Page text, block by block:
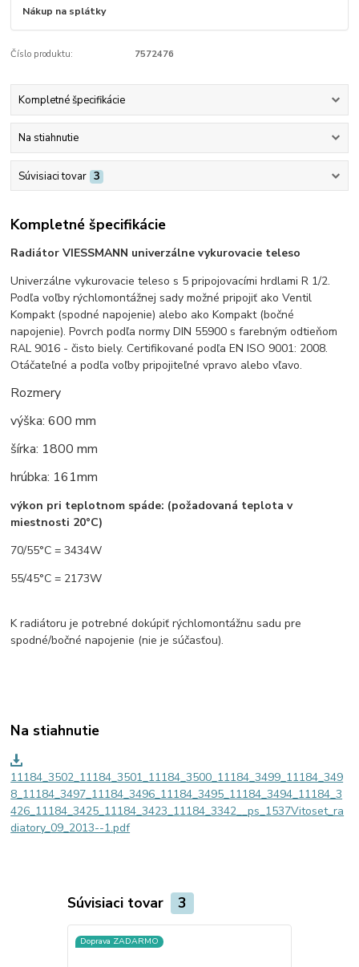
Nákup na splátky
Číslo produktu: 7572476
Kompletné špecifikácie
Na stiahnutie
Súvisiaci tovar 3
Kompletné špecifikácie
Radiátor VIESSMANN univerzálne vykurovacie teleso
Univerzálne vykurovacie teleso s 5 pripojovacími hrdlami R 1/2.
Podľa voľby rýchlomontážnej sady možné pripojiť ako Ventil
Kompakt (spodné napojenie) alebo ako Kompakt (bočné
napojenie). Povrch podľa normy DIN 55900 s farebným odtieňom
RAL 9016 - čisto biely. Certifikované podľa EN ISO 9001: 2008.
Otáčateľné a podľa voľby pripojiteľné vpravo alebo vľavo.
Rozmery
výška: 600 mm
šírka: 1800 mm
hrúbka: 161mm
výkon pri teplotnom spáde: (požadovaná teplota v
miestnosti 20°C)
70/55°C = 3434W
55/45°C = 2173W
K radiátoru je potrebné dokúpiť rýchlomontážnu sadu pre
spodné/bočné napojenie (nie je súčasťou).
Na stiahnutie
11184_3502_11184_3501_11184_3500_11184_3499_11184_349
8_11184_3497_11184_3496_11184_3495_11184_3494_11184_3
426_11184_3425_11184_3423_11184_3342__ps_1537Vitoset_ra
diatory_09_2013--1.pdf
Súvisiaci tovar 3
Doprava ZADARMO